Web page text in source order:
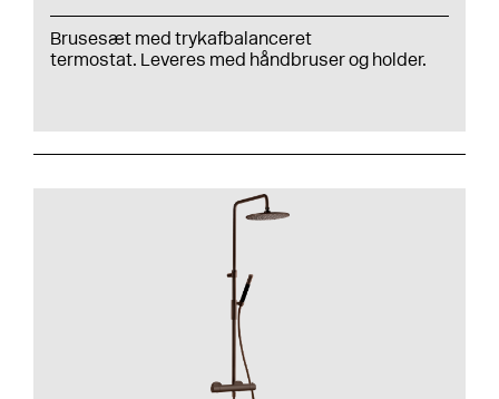
Brusesæt med trykafbalanceret
termostat. Leveres med håndbruser og holder.